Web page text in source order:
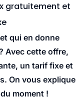
gratuitement et
qui en donne
Avec cette offre,
un tarif fixe et
On vous explique
moment !